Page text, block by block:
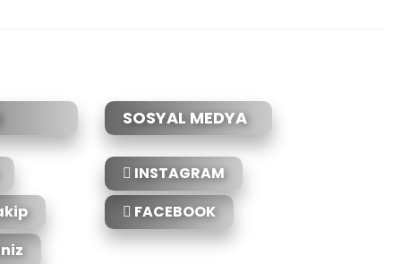
SOSYAL MEDYA
INSTAGRAM
FACEBOOK